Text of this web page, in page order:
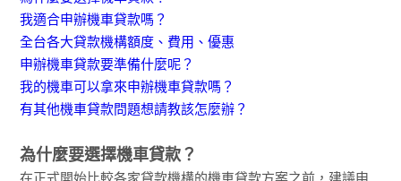
我適合申辦機車貸款嗎？
全台各大貸款機構額度、費用、優惠
申辦機車貸款要準備什麼呢？
我的機車可以拿來申辦機車貸款嗎？
有其他機車貸款問題想請教該怎麼辦？
為什麼要選擇機車貸款？
在正式開始比較各家貸款機構的機車貸款方案之前，建議申